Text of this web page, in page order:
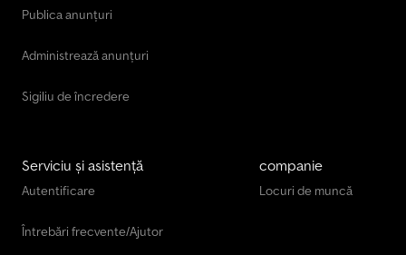
Publica anunțuri
Administrează anunțuri
Sigiliu de încredere
Serviciu și asistență
Autentificare
Întrebări frecvente/Ajutor
companie
Locuri de muncă